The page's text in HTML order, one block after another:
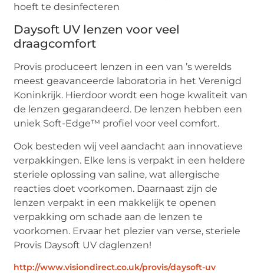
hoeft te desinfecteren
Daysoft UV lenzen voor veel
draagcomfort
Provis produceert lenzen in een van ’s werelds
meest geavanceerde laboratoria in het Verenigd
Koninkrijk. Hierdoor wordt een hoge kwaliteit van
de lenzen gegarandeerd. De lenzen hebben een
uniek Soft-Edge™ profiel voor veel comfort.
Ook besteden wij veel aandacht aan innovatieve
verpakkingen. Elke lens is verpakt in een heldere
steriele oplossing van saline, wat allergische
reacties doet voorkomen. Daarnaast zijn de
lenzen verpakt in een makkelijk te openen
verpakking om schade aan de lenzen te
voorkomen. Ervaar het plezier van verse, steriele
Provis Daysoft UV daglenzen!
http://www.visiondirect.co.uk/provis/daysoft-uv